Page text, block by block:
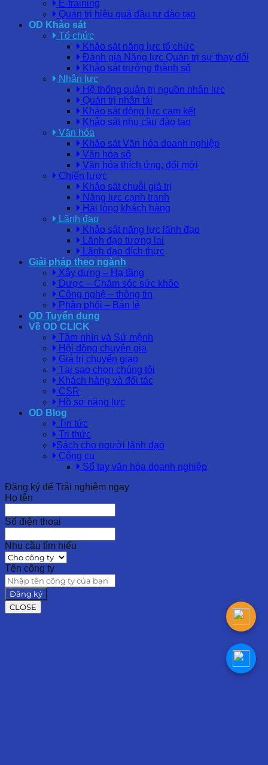
E-training
Quản trị hiệu quả đầu tư đào tạo
OD Khảo sát
Tổ chức
Khảo sát năng lực tổ chức
Đánh giá Năng lực Quản trị sự thay đổi
Khảo sát trưởng thành số
Nhân lực
Hệ thống quản trị nguồn nhân lực
Quản trị nhân tài
Khảo sát động lực cam kết
Khảo sát nhu cầu đào tạo
Văn hóa
Khảo sát Văn hóa doanh nghiệp
Văn hóa số
Văn hóa thích ứng, đổi mới
Chiến lược
Khảo sát chuỗi giá trị
Năng lực cạnh tranh
Hài lòng khách hàng
Lãnh đạo
Khảo sát năng lực lãnh đạo
Lãnh đạo tương lai
Lãnh đạo đích thực
Giải pháp theo ngành
Xây dựng – Hạ tầng
Dược – Chăm sóc sức khỏe
Công nghệ – thông tin
Phân phối – Bán lẻ
OD Tuyển dụng
Về OD CLICK
Tầm nhìn và Sứ mệnh
Hội đồng chuyên gia
Giá trị chuyển giao
Tại sao chọn chúng tôi
Khách hàng và đối tác
CSR
Hồ sơ năng lực
OD Blog
Tin tức
Tri thức
Sách cho người lãnh đạo
Công cụ
Sổ tay văn hóa doanh nghiệp
Đăng ký để Trải nghiệm ngay
Họ tên
Số điện thoại
Nhu cầu tìm hiểu
Tên công ty
Đăng ký
CLOSE